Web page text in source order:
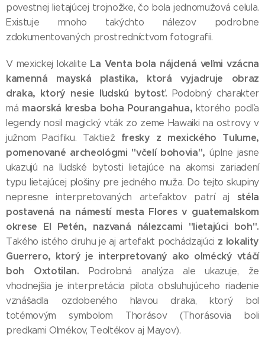
povestnej lietajúcej trojnožke, čo bola jednomužová celula.
Existuje mnoho takýchto nálezov podrobne
zdokumentovaných prostredníctvom fotografii.
V mexickej lokalite La Venta bola nájdená veľmi vzácna
kamenná mayská plastika,
ktorá vyjadruje obraz
draka, ktorý nesie ľudskú bytosť. Podobný charakter
má maorská kresba boha Pourangahua,ktorého podľa
legendy nosil magický vták zo zeme Hawaiki na ostrovy v
južnom Pacifiku. Taktiež fresky z mexického Tulume,
pomenované archeológmi "včelí bohovia", úplne jasne
ukazujú na ľudské bytosti lietajúce na akomsi zariadení
typu lietajúcej plošiny pre jedného muža. Do tejto skupiny
nepresne interpretovaných artefaktov patrí aj stéla
postavená na námestí mesta Flores v guatemalskom
okrese El Petén, nazvaná nálezcami "lietajúci boh".
Takého istého druhu je aj artefakt pochádzajúci z lokality
Guerrero, ktorý je interpretovaný ako olmécký vtáčí
boh Oxtotilan. Podrobná analýza ale ukazuje, že
vhodnejšia je interpretácia pilota obsluhujúceho riadenie
vznášadla ozdobeného hlavou draka, ktorý bol
totémovým symbolom Thorásov (Thorásovia boli
predkami Olmékov, Teoltékov aj Mayov).